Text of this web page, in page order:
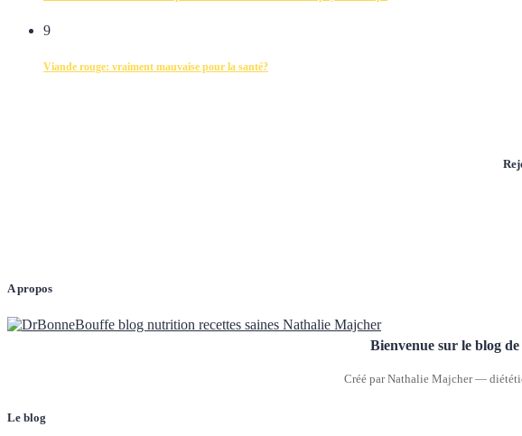
9
Viande rouge: vraiment mauvaise pour la santé?
A propos
Bienvenue sur le blog
Créé par Nathalie Majcher —
Le blog